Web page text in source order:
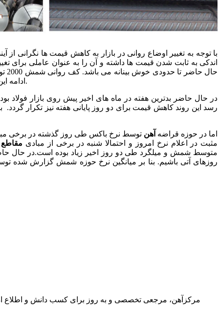
با توجه به تغییر اوضاع روانی در بازار به کاهش قیمت ها نگرانی از
اندکی به ثابت شدن قیمت ها داشته و آن را به عنوان عاملی برای
ادامه این شرایط ممکن است سبب نزدیک شدن قیمت میلگرد به 2100 تومان گردد.
در حال حاضر بدترین هفته در ماه های اخیر پیش روی بازار
رسد این روند کاهش قیمت برای دو روز پایانی هفته نیز تکرار
اما در حوزه قراضه آهن توسط نرخ باکس طی روز گذشته در برخی
مثبت در اعلام نرخ امروز و احتمالا شنبه در برخی از مبادی مقاطع
متوسط شمش و میلگرد طی دو روز اخیر زیاد بوده است.در حال
مرکزآهن، مرجعی تخصصی و به روز برای کسب دانش و اطلاع از